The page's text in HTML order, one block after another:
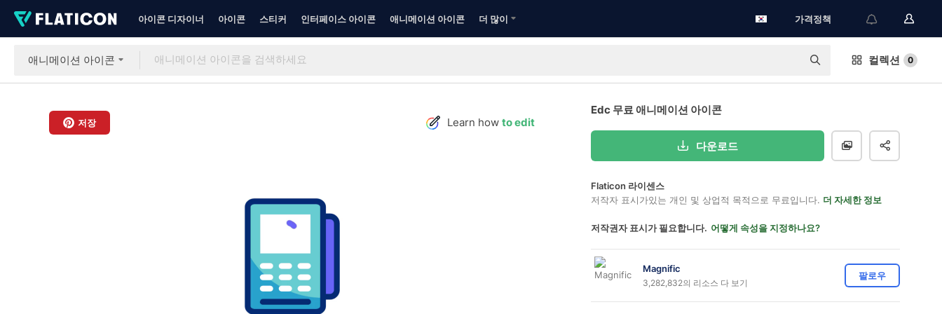
아이콘 디자이너 아이콘 스티커 인터페이스 아이콘 애니메이션 아이콘 더 많이 가격정책
애니메이션 아이콘 컬렉션 0
저장 Learn how to edit
Edc 무료 애니메이션 아이콘
다운로드
Flaticon 라이센스
저작자 표시가있는 개인 및 상업적 목적으로 무료입니다. 더 자세한 정보
저작권자 표시가 필요합니다. 어떻게 속성을 지정하나요?
Magnific
3,282,832의 리소스 다 보기
팔로우